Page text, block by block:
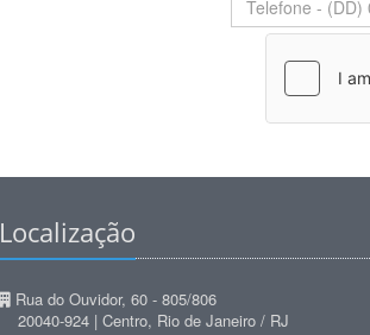
Localização
Rua do Ouvidor, 60 - 805/806
20040-924 | Centro, Rio de Janeiro / RJ